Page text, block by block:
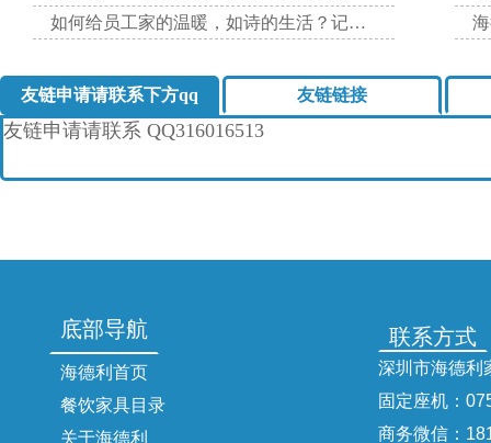
如何给员工家的温暖，如诗的生活？记海德利家具有限公司202
友链申请请联系下方qq 友链链接
友链申请请联系 QQ316016513
底部导航
海德利首页
餐饮家具目录
关于海德利
联系方式
深圳市海德利
固定座机：
商务微信：